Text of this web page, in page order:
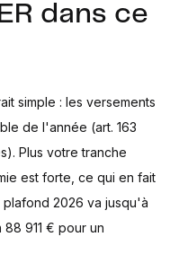
dans ce
simple : les versements
de l'année (art. 163
Plus votre tranche
est forte, ce qui en fait
plafond 2026 va jusqu'à
911 € pour un